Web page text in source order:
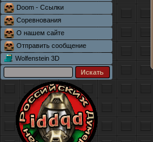
Doom - Ссылки
Соревнования
О нашем сайте
Отправить сообщение
Wolfenstein 3D